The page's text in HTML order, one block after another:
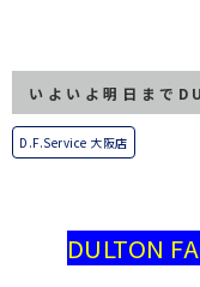
いよいよ明日まで
D.F.Service 大阪店
DULTON